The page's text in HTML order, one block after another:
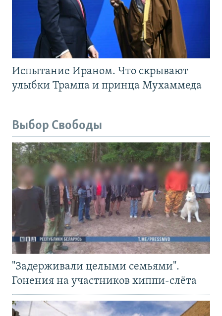
Испытание Ираном. Что скрывают
улыбки Трампа и принца Мухаммеда
Выбор Свободы
"Задерживали целыми семьями".
Гонения на участников хиппи-слёта